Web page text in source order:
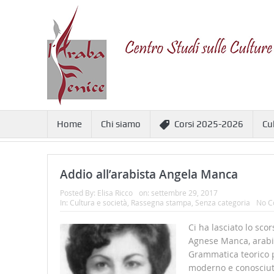
Home Chi siamo Corsi 2025-2026
Addio all’arabista Angela Manca
Posted By: Elisa Ricco on: settembre 29, 2017
In: Cultura e società Rassegna stampa Senza categoria No
Ci ha lasciato lo
Agnese Manca,
Grammatica teorico
moderno e